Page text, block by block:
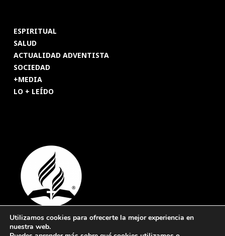
ESPIRITUAL
SALUD
ACTUALIDAD ADVENTISTA
SOCIEDAD
+MEDIA
LO + LEÍDO
© 2026 Revista Adventista de España. UICASDE. Derechos
Utilizamos cookies para ofrecerte la mejor experiencia en
nuestra web.